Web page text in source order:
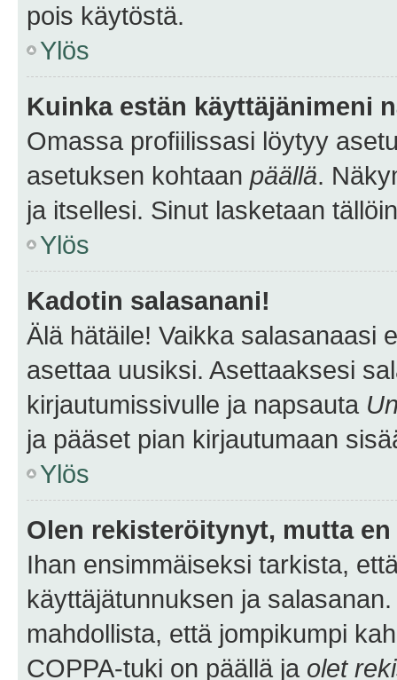
pois käytöstä.
Ylös
Kuinka estän käyttäjänimeni
Omassa profiilissasi löytyy
asetuksen kohtaan päällä.
ja itsellesi. Sinut lasketaan
Ylös
Kadotin salasanani!
Älä hätäile! Vaikka salasanaasi
asettaa uusiksi. Asettaaksesi
kirjautumissivulle ja napsauta
ja pääset pian kirjautumaan
Ylös
Olen rekisteröitynyt, mutta
Ihan ensimmäiseksi tarkista,
käyttäjätunnuksen ja
mahdollista, että jompikumpi
COPPA-tuki on päällä ja olet